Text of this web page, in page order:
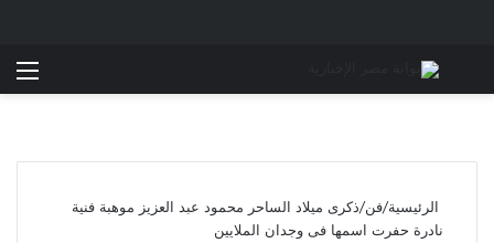
بحث عن
الرئيسية/فن/ذكرى ميلاد الساحر محمود عبد العزيز موهبة فنية
نادرة حفرت اسمها فى وجدان الملايين